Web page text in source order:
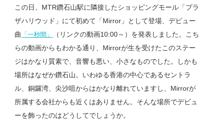
この日、MTR鑽石山駅に隣接したショッピングモール「プラ
ザハリウッド」にて初めて「Mirror」として登場、デビュー
曲 「一秒間」
（リンクの動画10:00～）を発表しました。こち
らの動画からもわかる通り、Mirrorが生を受けたこのステー
ジはかなり質素で、音響も悪い、小さなものでした。しかも
場所はなぜか鑽石山。いわゆる香港の中心であるセントラ
ル、銅鑼湾、尖沙咀からはかなり離れていますし、Mirrorが
所属する会社からも近くはありません。そんな場所でデビュ
ーを飾ったのはどうしてでしょうか。